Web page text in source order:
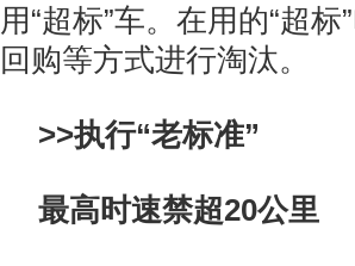
用“超标”车。在用的“超
回购等方式进行淘汰。
>>执行“老标准”
最高时速禁超20公里